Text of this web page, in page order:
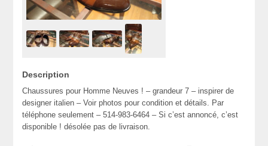
Description
Chaussures pour Homme Neuves ! – grandeur 7 – inspirer de
designer italien – Voir photos pour condition et détails. Par
téléphone seulement – 514-983-6464 – Si c’est annoncé, c’est
disponible ! désolée pas de livraison.